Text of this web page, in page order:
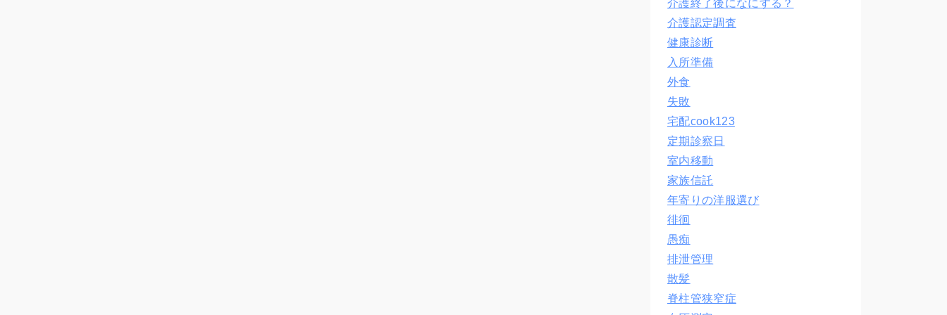
介護終了後になにする？
介護認定調査
健康診断
入所準備
外食
失敗
宅配cook123
定期診察日
室内移動
家族信託
年寄りの洋服選び
徘徊
愚痴
排泄管理
散髪
脊柱管狭窄症